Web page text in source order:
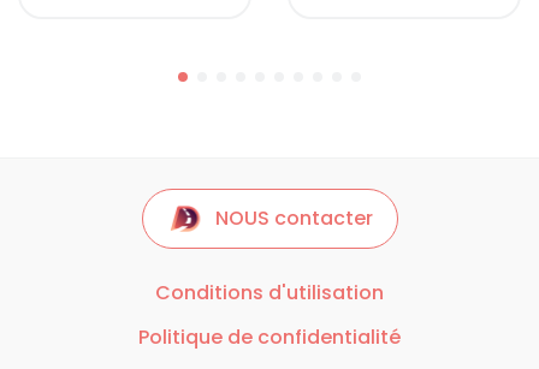
NOUS contacter
Conditions d'utilisation
Politique de confidentialité